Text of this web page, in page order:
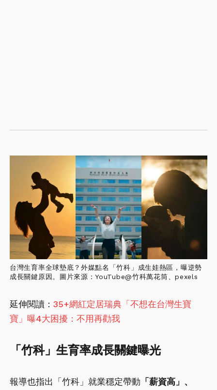
台灣生育率全球墊底？外媒點名「竹科」成生娃熱區，曝逆勢
成長關鍵原因。圖片來源：YouTube@竹科萬花筒、pexels
延伸閱讀： 35+網紅定居瑞典「不想在台灣生寶
寶」曝4大困擾：不用再勸我
「竹科」生育率成長關鍵曝光
報導也指出「竹科」就業穩定帶動 「薪資高」、